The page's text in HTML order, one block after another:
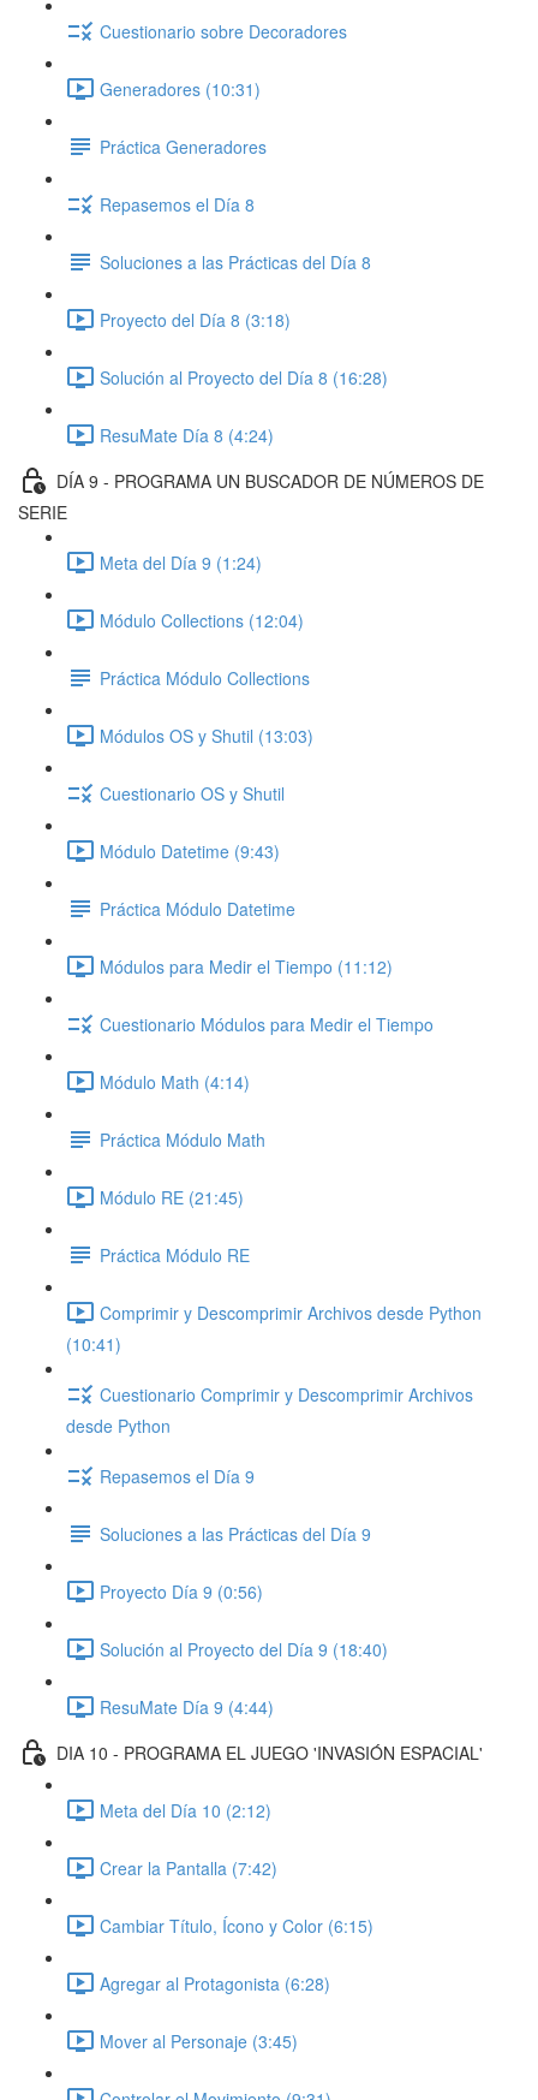
Cuestionario sobre Decoradores
Generadores (10:31)
Práctica Generadores
Repasemos el Día 8
Soluciones a las Prácticas del Día 8
Proyecto del Día 8 (3:18)
Solución al Proyecto del Día 8 (16:28)
ResuMate Día 8 (4:24)
DÍA 9 - PROGRAMA UN BUSCADOR DE NÚMEROS DE
SERIE
Meta del Día 9 (1:24)
Módulo Collections (12:04)
Práctica Módulo Collections
Módulos OS y Shutil (13:03)
Cuestionario OS y Shutil
Módulo Datetime (9:43)
Práctica Módulo Datetime
Módulos para Medir el Tiempo (11:12)
Cuestionario Módulos para Medir el Tiempo
Módulo Math (4:14)
Práctica Módulo Math
Módulo RE (21:45)
Práctica Módulo RE
Comprimir y Descomprimir Archivos desde Python
(10:41)
Cuestionario Comprimir y Descomprimir Archivos
desde Python
Repasemos el Día 9
Soluciones a las Prácticas del Día 9
Proyecto Día 9 (0:56)
Solución al Proyecto del Día 9 (18:40)
ResuMate Día 9 (4:44)
DIA 10 - PROGRAMA EL JUEGO 'INVASIÓN ESPACIAL'
Meta del Día 10 (2:12)
Crear la Pantalla (7:42)
Cambiar Título, Ícono y Color (6:15)
Agregar al Protagonista (6:28)
Mover al Personaje (3:45)